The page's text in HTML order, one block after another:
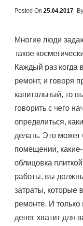
Posted On Posted
25.04.2017 By
Многие люди
такое
Каждый раз когда
ремонт, и говоря
капитальный, то
говорить с чего
определиться,
делать. Это
помещении,
облицовка
работы, вы
затраты, которые
ремонте. И только
денег хватит для